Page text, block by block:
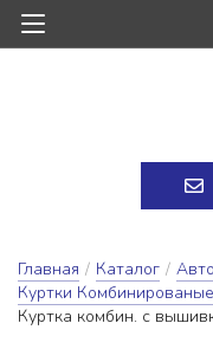
Главная / Каталог /
Куртки Комбинированые
Куртка комбин. с